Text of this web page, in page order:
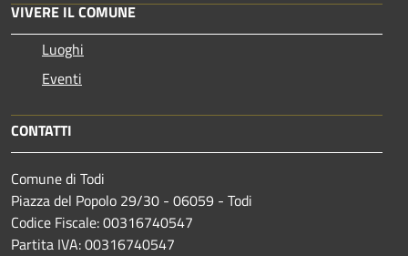
VIVERE IL COMUNE
Luoghi
Eventi
CONTATTI
Comune di Todi
Piazza del Popolo 29/30 - 06059 - Todi
Codice Fiscale: 00316740547
Partita IVA: 00316740547